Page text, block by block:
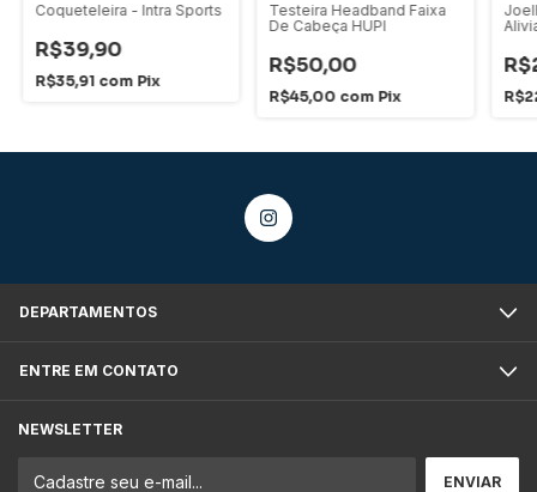
Coqueteleira - Intra Sports
R$39,90
R$35,91 com Pix
Testeira Headband Faixa
De Cabeça HUPI
R$50,00
R$45,00 com Pix
DEPARTAMENTOS
ENTRE EM CONTATO
NEWSLETTER